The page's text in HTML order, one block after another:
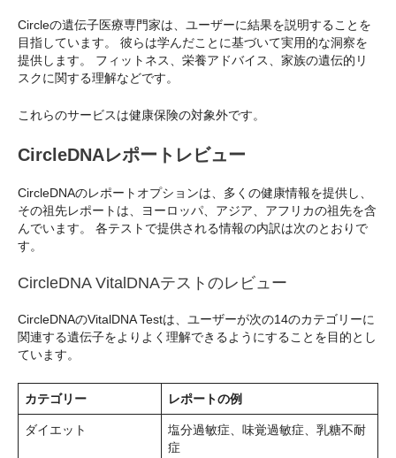
Circleの遺伝子医療専門家は、ユーザーに結果を説明することを
目指しています。 彼らは学んだことに基づいて実用的な洞察を
提供します。 フィットネス、栄養アドバイス、家族の遺伝的リ
スクに関する理解などです。
これらのサービスは健康保険の対象外です。
CircleDNAレポートレビュー
CircleDNAのレポートオプションは、多くの健康情報を提供し、
その祖先レポートは、ヨーロッパ、アジア、アフリカの祖先を含
んでいます。 各テストで提供される情報の内訳は次のとおりで
す。
CircleDNA VitalDNAテストのレビュー
CircleDNAのVitalDNA Testは、ユーザーが次の14のカテゴリーに
関連する遺伝子をよりよく理解できるようにすることを目的とし
ています。
カテゴリー レポートの例
ダイエット
塩分過敏症、味覚過敏症、乳糖不耐
症